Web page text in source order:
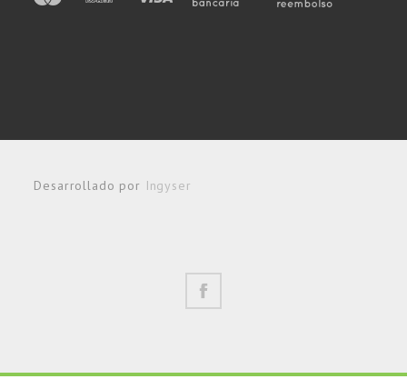
Desarrollado por Ingyser